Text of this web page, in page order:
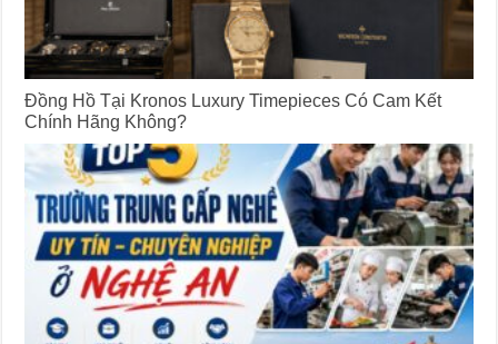
Đồng Hồ Tại Kronos Luxury Timepieces Có Cam Kết
Chính Hãng Không?